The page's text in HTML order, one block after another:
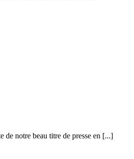
notre beau titre de presse en [...]